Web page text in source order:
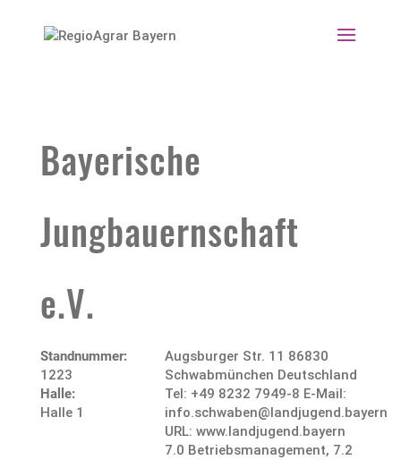
Bayerische
Jungbauernschaft
e.V.
Standnummer:
1223
Halle:
Halle 1
Augsburger Str. 11 86830
Schwabmünchen Deutschland
Tel: +49 8232 7949-8 E-Mail:
info.schwaben@landjugend.bayern
URL: www.landjugend.bayern
7.0 Betriebsmanagement, 7.2